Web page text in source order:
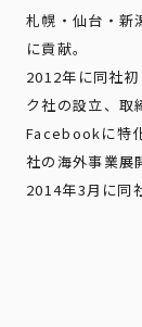
札幌・仙台・新
に貢献。
2012年に同社
ク社の設立、取
Facebookに特
社の海外事業展
2014年3月に同